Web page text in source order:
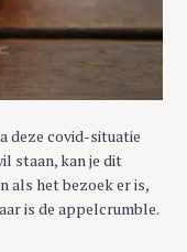
deze covid-situatie
staan, kan je dit
als het bezoek er is,
is de appelcrumble.